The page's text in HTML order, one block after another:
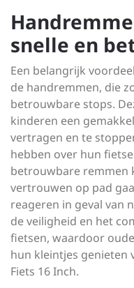
snelle en
Een belangrijk
de handremmen, die
betrouwbare stops.
kinderen een
vertragen en te
hebben over hun
betrouwbare remmen
vertrouwen op pad
reageren in geval van
de veiligheid en het
fietsen, waardoor
hun kleintjes genieten
Fiets 16 Inch.